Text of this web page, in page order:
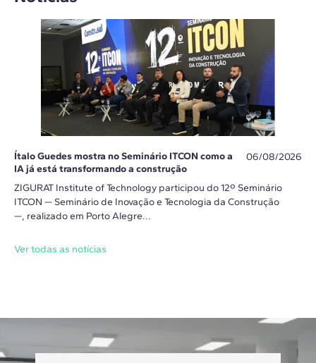
Ítalo Guedes mostra no Seminário ITCON como a
IA já está transformando a construção
06/08/2026
ZIGURAT Institute of Technology participou do 12º Seminário
ITCON — Seminário de Inovação e Tecnologia da Construção
—, realizado em Porto Alegre...
Ver todas as notícias